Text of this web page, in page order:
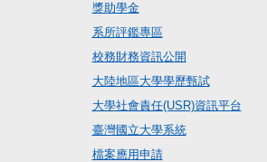
獎助學金
系所評鑑專區
校務財務資訊公開
大陸地區大學學歷甄試
大學社會責任(USR)資訊平台
臺灣國立大學系統
檔案應用申請